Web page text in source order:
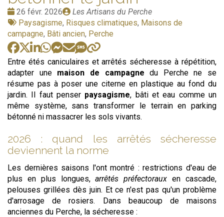
Date
:
26 févr. 2026
Publié
par
Les Artisans du Perche
Tags
:
Paysagisme, Risques climatiques, Maisons de
campagne, Bâti ancien, Perche
Entre étés caniculaires et arrêtés sécheresse à répétition,
adapter une maison de campagne du Perche ne se
résume pas à poser une citerne en plastique au fond du
jardin. Il faut penser paysagisme, bâti et eau comme un
même système, sans transformer le terrain en parking
bétonné ni massacrer les sols vivants.
2026 : quand les arrêtés sécheresse
deviennent la norme
Les dernières saisons l'ont montré : restrictions d'eau de
plus en plus longues,arrêtés préfectoraux en cascade,
pelouses grillées dès juin. Et ce n'est pas qu'un problème
d'arrosage de rosiers. Dans beaucoup de maisons
anciennes du Perche, la sécheresse :